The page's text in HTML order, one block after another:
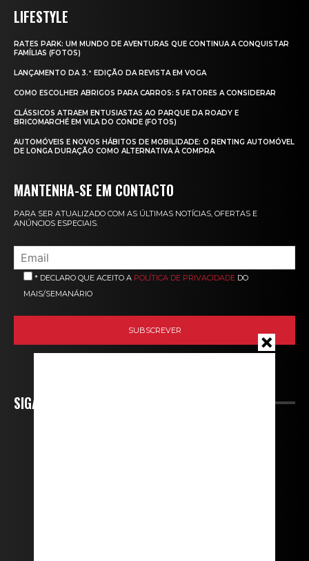
LIFESTYLE
RATES PARK: UM MUNDO DE AVENTURAS QUE CONTINUA A CONQUISTAR
FAMÍLIAS (FOTOS)
LANÇAMENTO DA 3.ª EDIÇÃO DA REVISTA EM VOGA
COMO ESCOLHER ABRIGOS PARA CARROS: 5 FATORES A CONSIDERAR
CLÁSSICOS ATRAEM ENTUSIASTAS AO PARQUE DA ROADY E
BRICOMARCHÉ EM VILA DO CONDE (FOTOS)
AUTOMÓVEIS E NOVOS HÁBITOS DE MOBILIDADE: O RENTING AUTOMÓVEL
DE LONGA DURAÇÃO COMO ALTERNATIVA À COMPRA
MANTENHA-SE EM CONTACTO
PARA SER ATUALIZADO COM AS ÚLTIMAS NOTÍCIAS, OFERTAS E
ANÚNCIOS ESPECIAIS.
* DECLARO QUE ACEITO A POLÍTICA DE PRIVACIDADE DO
MAIS/SEMANÁRIO
SIGA-NOS